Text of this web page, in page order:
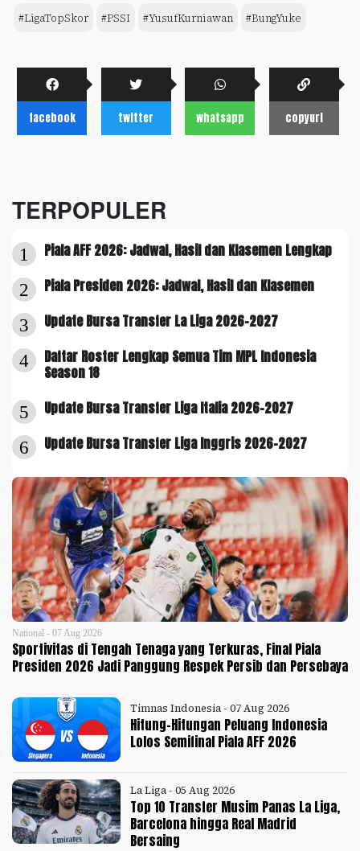
#LigaTopSkor #PSSI #YusufKurniawan #BungYuke
facebook twitter whatsapp copyurl
TERPOPULER
1 Piala AFF 2026: Jadwal, Hasil dan Klasemen Lengkap
2 Piala Presiden 2026: Jadwal, Hasil dan Klasemen
3 Update Bursa Transfer La Liga 2026-2027
4
Daftar Roster Lengkap Semua Tim MPL Indonesia
Season 18
5 Update Bursa Transfer Liga Italia 2026-2027
6 Update Bursa Transfer Liga Inggris 2026-2027
National - 07 Aug 2026
Sportivitas di Tengah Tenaga yang Terkuras, Final Piala
Presiden 2026 Jadi Panggung Respek Persib dan Persebaya
Timnas Indonesia - 07 Aug 2026
Hitung-Hitungan Peluang Indonesia
Lolos Semifinal Piala AFF 2026
La Liga - 05 Aug 2026
Top 10 Transfer Musim Panas La Liga,
Barcelona hingga Real Madrid
Bersaing